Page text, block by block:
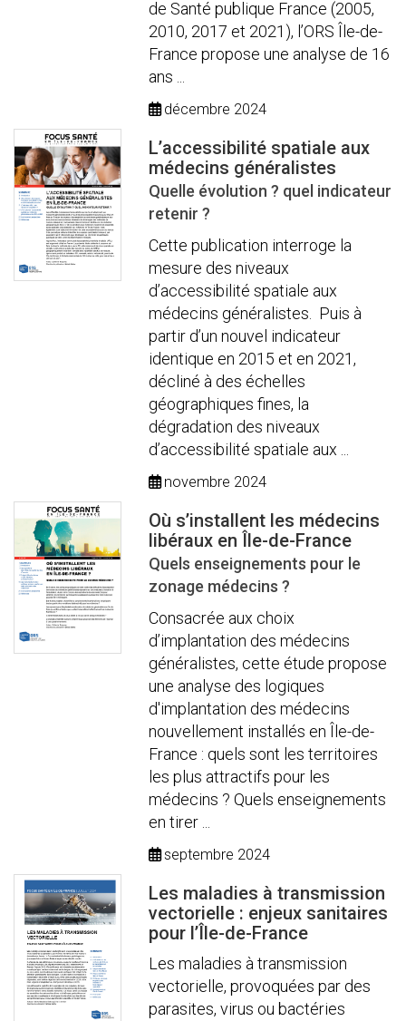
de Santé publique France (2005,
2010, 2017 et 2021), l’ORS Île-de-
France propose une analyse de 16
ans ...
décembre 2024
L’accessibilité spatiale aux
médecins généralistes
Quelle évolution ? quel indicateur
retenir ?
Cette publication interroge la
mesure des niveaux
d’accessibilité spatiale aux
médecins généralistes. Puis à
partir d’un nouvel indicateur
identique en 2015 et en 2021,
décliné à des échelles
géographiques fines, la
dégradation des niveaux
d’accessibilité spatiale aux ...
novembre 2024
Où s’installent les médecins
libéraux en Île-de-France
Quels enseignements pour le
zonage médecins ?
Consacrée aux choix
d’implantation des médecins
généralistes, cette étude propose
une analyse des logiques
d'implantation des médecins
nouvellement installés en Île-de-
France : quels sont les territoires
les plus attractifs pour les
médecins ? Quels enseignements
en tirer ...
septembre 2024
Les maladies à transmission
vectorielle : enjeux sanitaires
pour l’Île-de-France
Les maladies à transmission
vectorielle, provoquées par des
parasites, virus ou bactéries